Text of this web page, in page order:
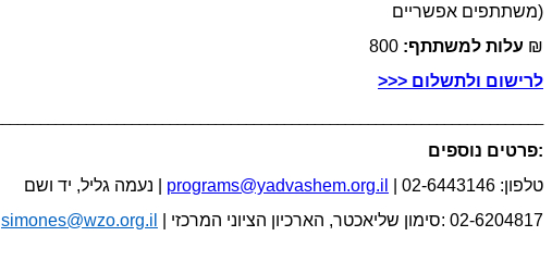
משתתפים אפשריים)​
עלות למשתתף: 800 ₪
פרטים נוספים:
programs@yadvashem.org.il
טלפון: 02-6443146
סימון שליאכטר, הארכיון הציוני המרכזי |
simones@wzo.org.il | טלפון: 02-6204817